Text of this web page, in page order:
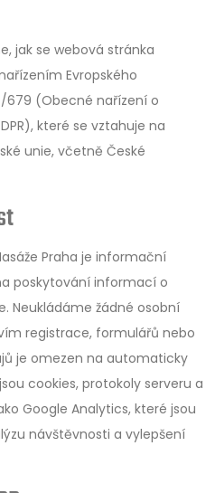
jak se webová stránka
Evropského
679 (Obecné nařízení o
které se vztahuje na
unie, včetně České
Praha je informační
poskytování informací o
Neukládáme žádné osobní
registrace, formulářů nebo
je omezen na automaticky
cookies, protokoly serveru a
Google Analytics, které jsou
návštěvnosti a vylepšení